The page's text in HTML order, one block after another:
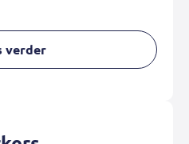
verder